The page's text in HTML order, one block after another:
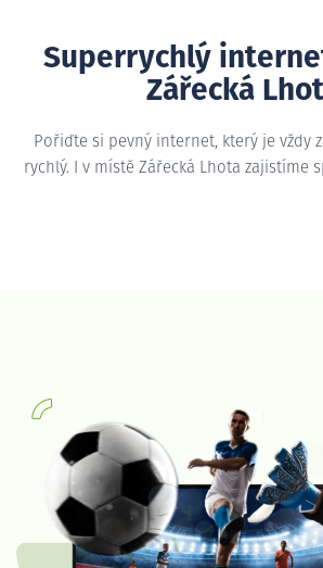
Superrychlý
Zářecká
Pořiďte si pevný internet, který je vždy
rychlý. I v místě Zářecká Lhota zajistíme